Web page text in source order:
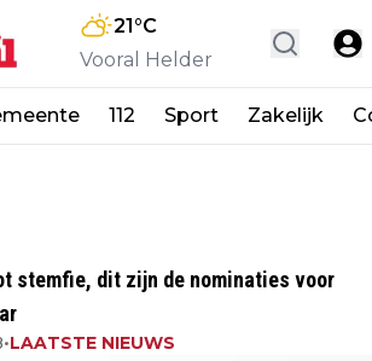
21°C
Vooral Helder
112 Sport Zakelijk
stemfie, dit zijn de nominaties voor
•LAATSTE NIEUWS